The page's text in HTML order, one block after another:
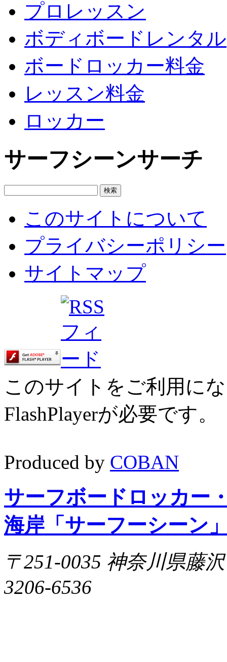
プロレッスン
ボディボードレンタル
ボードロッカー料金
レッスン料金
ロッカー
サーフシーンサーチ
このサイトについて
プライバシーポリシー
サイトマップ
このサイトをご利用に
FlashPlayerが必要です
Produced by COBAN
サーフボードロッカー
海岸「サーフーシーン
〒251-0035 神奈川県藤
3206-6536